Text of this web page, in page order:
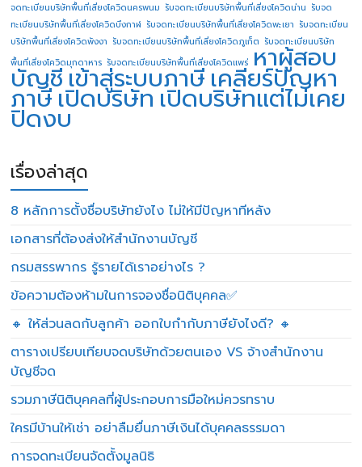
จดทะเบียนบริษัทพื้นที่เสี่ยงโควิดนครพนม รับจดทะเบียนบริษัทพื้นที่เสี่ยงโควิดน่าน รับจด
ทะเบียนบริษัทพื้นที่เสี่ยงโควิดบึงกาฬ รับจดทะเบียนบริษัทพื้นที่เสี่ยงโควิดพะเยา รับจดทะเบียน
บริษัทพื้นที่เสี่ยงโควิดพังงา รับจดทะเบียนบริษัทพื้นที่เสี่ยงโควิดภูเก็ต รับจดทะเบียนบริษัท
พื้นที่เสี่ยงโควิดมุกดาหาร รับจดทะเบียนบริษัทพื้นที่เสี่ยงโควิดแพร่ หาผู้สอบ
บัญชี เข้าสู่ระบบภาษี เคลียร์ปัญหา
ภาษีเปิดบริษัทเปิดบริษัทแต่ไม่เคย
ปิดงบ
เรื่องล่าสุด
8 หลักการตั้งชื่อบริษัทยังไง ไม่ให้มีปัญหาทีหลัง
เอกสารที่ต้องส่งให้สำนักงานบัญชี
กรมสรรพากร รู้รายได้เราอย่างไร ?
ข้อความต้องห้ามในการจองชื่อนิติบุคคล✅
🔸 ให้ส่วนลดกับลูกค้า ออกใบกำกับภาษียังไงดี? 🔸
ตารางเปรียบเทียบจดบริษัทด้วยตนเอง VS จ้างสำนักงาน
บัญชีจด
รวมภาษีนิติบุคคลที่ผู้ประกอบการมือใหม่ควรทราบ
ใครมีบ้านให้เช่า อย่าลืมยื่นภาษีเงินได้บุคคลธรรมดา
การจดทะเบียนจัดตั้งมูลนิธิ